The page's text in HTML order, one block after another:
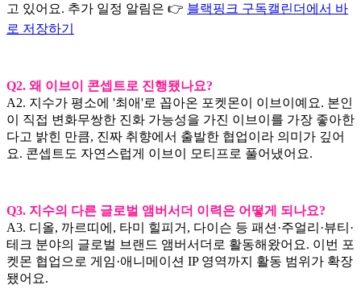
고 있어요. 추가 일정 알림은 👉 블랙핑크 구독캘린더에서 바
로 저장하기
Q2. 왜 이브이 콘셉트로 진행됐나요?
A2. 지수가 평소에 '최애'로 꼽아온 포켓몬이 이브이예요. 본인
이 직접 변화무쌍한 진화 가능성을 가진 이브이를 가장 좋아한
다고 밝힌 만큼, 진짜 취향에서 출발한 협업이라 의미가 깊어
요. 콘셉트도 자연스럽게 이브이 모티프로 풀어냈어요.
Q3. 지수의 다른 글로벌 앰버서더 이력은 어떻게 되나요?
A3. 디올, 까르띠에, 타미 힐피거, 다이슨 등 패션·주얼리·뷰티·
테크 분야의 글로벌 브랜드 앰버서더로 활동해왔어요. 이번 포
켓몬 협업으로 게임·애니메이션 IP 영역까지 활동 범위가 확장
됐어요.